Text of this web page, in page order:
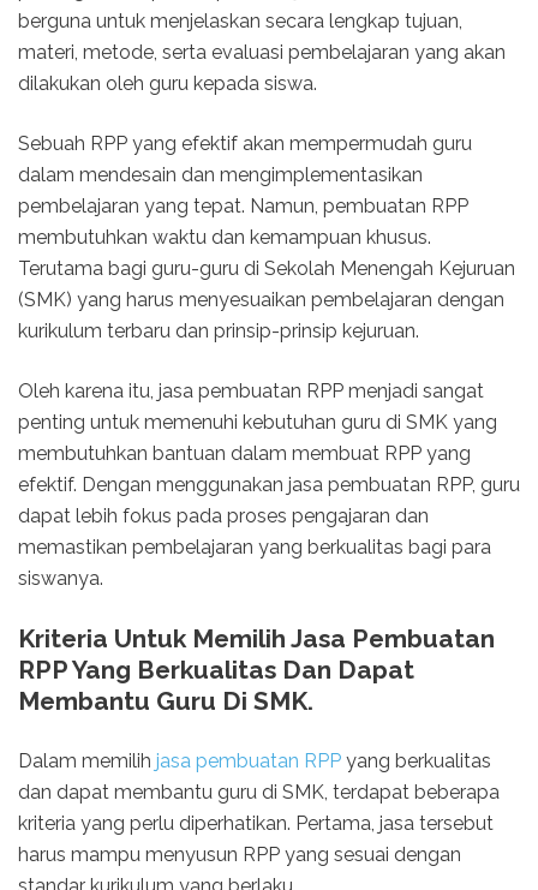
berguna untuk menjelaskan secara lengkap tujuan,
materi, metode, serta evaluasi pembelajaran yang akan
dilakukan oleh guru kepada siswa.
Sebuah RPP yang efektif akan mempermudah guru
dalam mendesain dan mengimplementasikan
pembelajaran yang tepat. Namun, pembuatan RPP
membutuhkan waktu dan kemampuan khusus.
Terutama bagi guru-guru di Sekolah Menengah Kejuruan
(SMK) yang harus menyesuaikan pembelajaran dengan
kurikulum terbaru dan prinsip-prinsip kejuruan.
Oleh karena itu, jasa pembuatan RPP menjadi sangat
penting untuk memenuhi kebutuhan guru di SMK yang
membutuhkan bantuan dalam membuat RPP yang
efektif. Dengan menggunakan jasa pembuatan RPP, guru
dapat lebih fokus pada proses pengajaran dan
memastikan pembelajaran yang berkualitas bagi para
siswanya.
Kriteria Untuk Memilih Jasa Pembuatan
RPP Yang Berkualitas Dan Dapat
Membantu Guru Di SMK.
Dalam memilih jasa pembuatan RPP yang berkualitas
dan dapat membantu guru di SMK, terdapat beberapa
kriteria yang perlu diperhatikan. Pertama, jasa tersebut
harus mampu menyusun RPP yang sesuai dengan